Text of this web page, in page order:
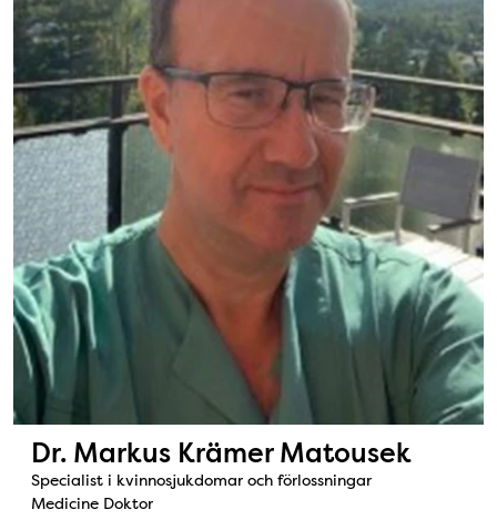
Dr. Markus Krämer Matousek
Specialist i kvinnosjukdomar och förlossningar
Medicine Doktor